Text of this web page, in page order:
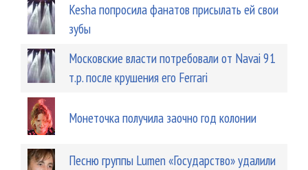
Kesha попросила фанатов присылать ей свои
зубы
Московские власти потребовали от Navai 91
т.р. после крушения его Ferrari
Монеточка получила заочно год колонии
Песню группы Lumen «Государство» удалили